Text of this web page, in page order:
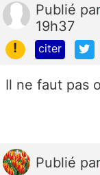
Publié par
19h37
!
citer
Il ne faut pas
Publié par